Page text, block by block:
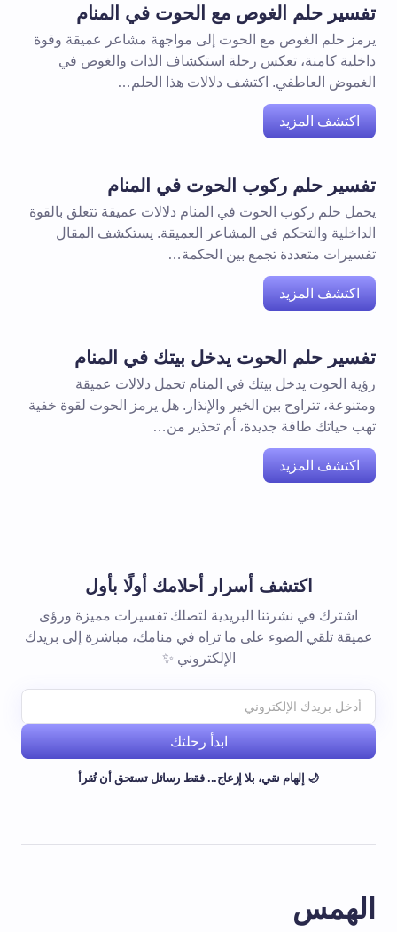
تفسير حلم الغوص مع الحوت في المنام
يرمز حلم الغوص مع الحوت إلى مواجهة مشاعر عميقة وقوة
داخلية كامنة، تعكس رحلة استكشاف الذات والغوص في
الغموض العاطفي. اكتشف دلالات هذا الحلم…
اكتشف المزيد
تفسير حلم ركوب الحوت في المنام
يحمل حلم ركوب الحوت في المنام دلالات عميقة تتعلق بالقوة
الداخلية والتحكم في المشاعر العميقة. يستكشف المقال
تفسيرات متعددة تجمع بين الحكمة…
اكتشف المزيد
تفسير حلم الحوت يدخل بيتك في المنام
رؤية الحوت يدخل بيتك في المنام تحمل دلالات عميقة
ومتنوعة، تتراوح بين الخير والإنذار. هل يرمز الحوت لقوة خفية
تهب حياتك طاقة جديدة، أم تحذير من…
اكتشف المزيد
اكتشف أسرار أحلامك أولًا بأول
اشترك في نشرتنا البريدية لتصلك تفسيرات مميزة ورؤى
عميقة تلقي الضوء على ما تراه في منامك، مباشرة إلى بريدك
الإلكتروني ✨
ابدأ رحلتك
🌙 إلهام نقي، بلا إزعاج... فقط رسائل تستحق أن تُقرأ
الهمس